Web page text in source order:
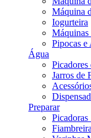
Máquina
Iogurteira
Máquinas
Pipocas
Água
Picadores
Jarros de
Preparar
Picadoras